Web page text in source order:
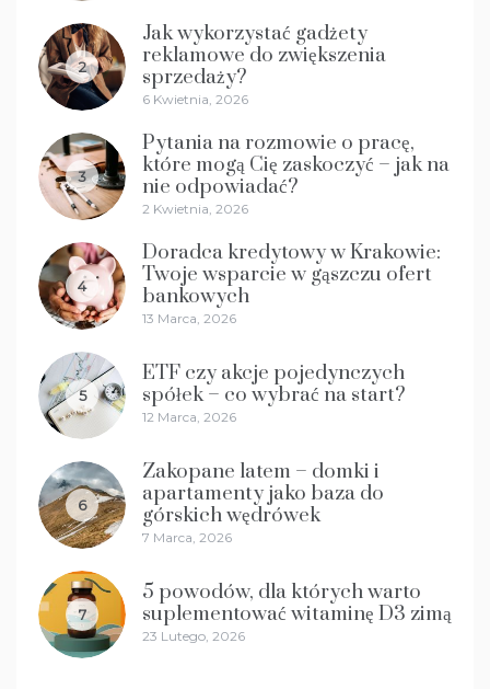
2
Jak wykorzystać gadżety
reklamowe do zwiększenia
sprzedaży?
6 Kwietnia, 2026
3
Pytania na rozmowie o pracę,
które mogą Cię zaskoczyć – jak na
nie odpowiadać?
2 Kwietnia, 2026
4
Doradca kredytowy w Krakowie:
Twoje wsparcie w gąszczu ofert
bankowych
13 Marca, 2026
5
ETF czy akcje pojedynczych
spółek – co wybrać na start?
12 Marca, 2026
6
Zakopane latem – domki i
apartamenty jako baza do
górskich wędrówek
7 Marca, 2026
7
5 powodów, dla których warto
suplementować witaminę D3 zimą
23 Lutego, 2026